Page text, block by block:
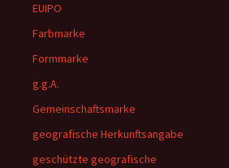
EUIPO
Farbmarke
Formmarke
g.g.A.
Gemeinschaftsmarke
geografische Herkunftsangabe
geschützte geografische